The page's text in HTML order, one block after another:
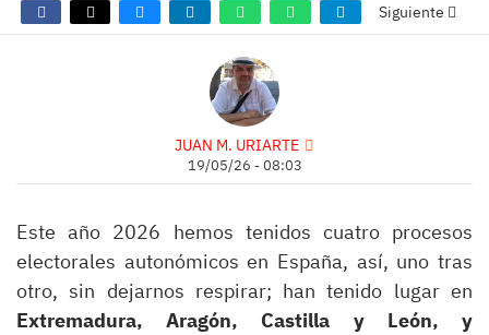
Siguiente
JUAN M. URIARTE
19/05/26 - 08:03
Este año 2026 hemos tenidos cuatro procesos
electorales autonómicos en España, así, uno tras
otro, sin dejarnos respirar; han tenido lugar en
Extremadura, Aragón, Castilla y León, y